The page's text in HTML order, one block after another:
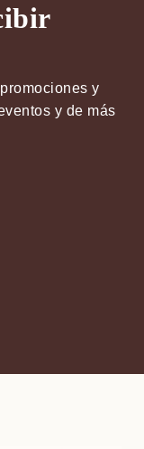
y
y de más